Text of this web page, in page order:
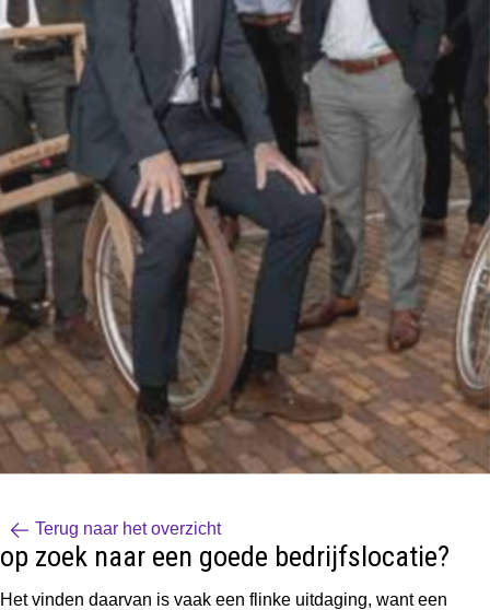
Terug naar het overzicht
op zoek naar een goede bedrijfslocatie?
Het vinden daarvan is vaak een flinke uitdaging, want een